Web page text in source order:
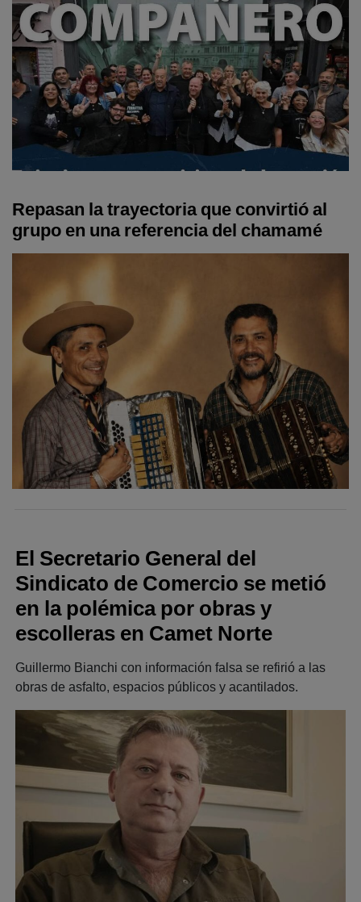
Repasan la trayectoria que convirtió al
grupo en una referencia del chamamé
El Secretario General del
Sindicato de Comercio se metió
en la polémica por obras y
escolleras en Camet Norte
Guillermo Bianchi con información falsa se refirió a las
obras de asfalto, espacios públicos y acantilados.